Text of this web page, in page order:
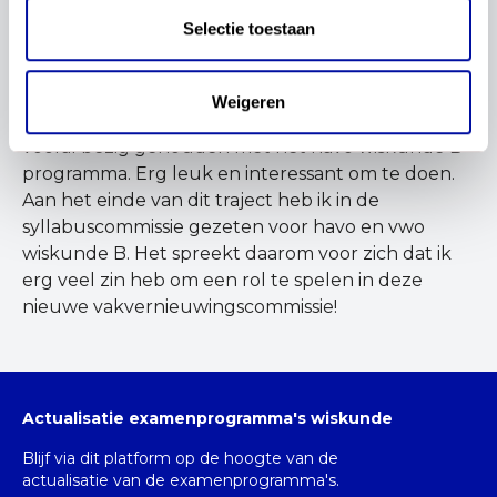
Selectie toestaan
Weigeren
nodig waren om de nieuwe examenprogramma's
uit te testen. Dat leek ons wel een hele mooie
uitdaging en we hebben ons aangemeld. We
vooral bezig gehouden met het havo wiskunde B
programma. Erg leuk en interessant om te doen.
Aan het einde van dit traject heb ik in de
syllabuscommissie gezeten voor havo en vwo
wiskunde B. Het spreekt daarom voor zich dat ik
erg veel zin heb om een rol te spelen in deze
nieuwe vakvernieuwingscommissie!
Actualisatie examenprogramma's wiskunde
Blijf via dit platform op de hoogte van de
actualisatie van de examenprogramma's.